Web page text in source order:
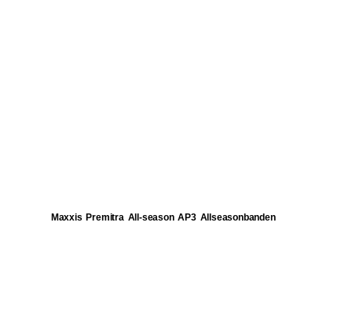
Maxxis Premitra All-season AP3 Allseasonbanden